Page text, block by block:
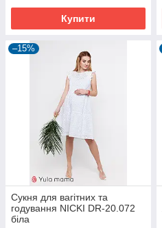
Купити
–15%
Сукня для вагітних та
годування NICKI DR-20.072
біла